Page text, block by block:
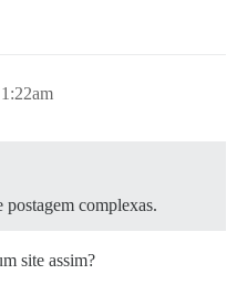
postagem complexas.
site assim?